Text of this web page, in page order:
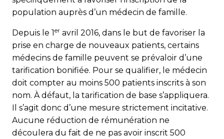
population auprès d’un médecin de famille.
Depuis le 1er avril 2016, dans le but de favoriser la
prise en charge de nouveaux patients, certains
médecins de famille peuvent se prévaloir d’une
tarification bonifiée. Pour se qualifier, le médecin
doit compter au moins 500 patients inscrits à son
nom. À défaut, la tarification de base s’appliquera.
Il s’agit donc d’une mesure strictement incitative.
Aucune réduction de rémunération ne
découlera du fait de ne pas avoir inscrit 500